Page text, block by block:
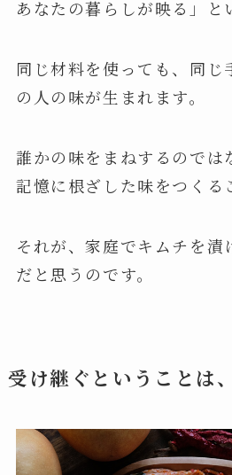
あなたの暮らしが映る」と
同じ材料を使っても、同じ
の人の味が生まれます。
誰かの味をまねするのでは
記憶に根ざした味をつくる
それが、家庭でキムチを漬
だと思うのです。
受け継ぐということは